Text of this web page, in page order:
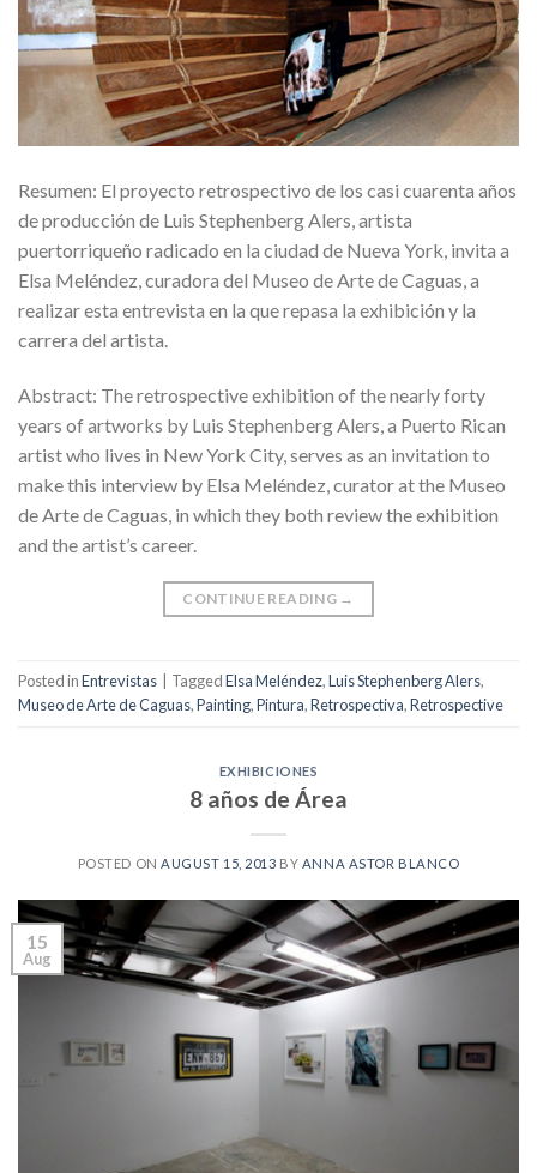
Resumen: El proyecto retrospectivo de los casi cuarenta años
de producción de Luis Stephenberg Alers, artista
puertorriqueño radicado en la ciudad de Nueva York, invita a
Elsa Meléndez, curadora del Museo de Arte de Caguas, a
realizar esta entrevista en la que repasa la exhibición y la
carrera del artista.
Abstract: The retrospective exhibition of the nearly forty
years of artworks by Luis Stephenberg Alers, a Puerto Rican
artist who lives in New York City, serves as an invitation to
make this interview by Elsa Meléndez, curator at the Museo
de Arte de Caguas, in which they both review the exhibition
and the artist’s career.
CONTINUE READING →
Posted inEntrevistas TaggedElsa Meléndez,Luis Stephenberg Alers,
Museo de Arte de Caguas,Painting,Pintura,Retrospectiva,Retrospective
EXHIBICIONES
8 años de Área
POSTED ONAUGUST 15, 2013 BY ANNA ASTOR BLANCO
15
Aug